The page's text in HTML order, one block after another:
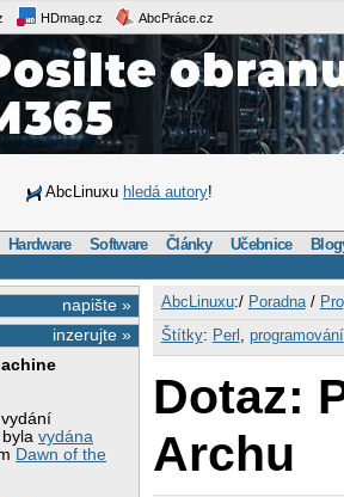
HDmag.cz AbcPráce.cz
AbcLinuxu hledá autory!
Hardware Software Články Učebnice
napište »
inzerujte »
bylavydána
Dawn of the
AbcLinuxu:/ Poradna/
Štítky: Perl programování
Dotaz:
Archu